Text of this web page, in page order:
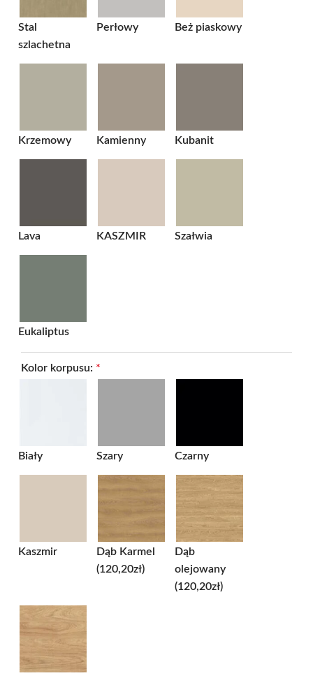
Stal
szlachetna
Perłowy Beż piaskowy
Krzemowy Kamienny Kubanit
Lava KASZMIR Szałwia
Eukaliptus
Kolor korpusu: *
Biały Szary Czarny
Kaszmir
Dąb Karmel
(120,20zł)
Dąb
olejowany
(120,20zł)